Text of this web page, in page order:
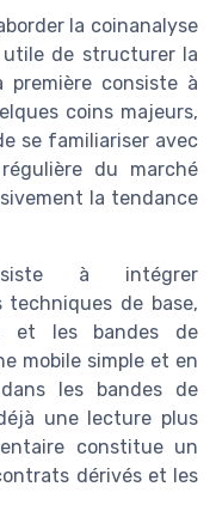
la coinanalyse
utile de structurer la
première consiste à
coins majeurs,
se familiariser avec
du marché
la tendance
à intégrer
techniques de base,
et les bandes de
mobile simple et en
les bandes de
une lecture plus
constitue un
dérivés et les